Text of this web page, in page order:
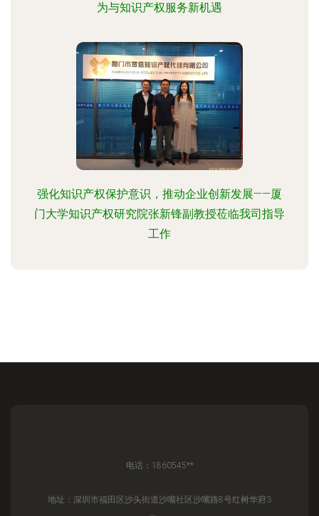
为与知识产权服务新机遇
强化知识产权保护意识，推动企业创新发展——厦
门大学知识产权研究院张新锋副教授莅临我司指导
工作
电话：1860545**
地址：深圳市福田区沙头街道沙嘴社区沙嘴路8号红树华府3